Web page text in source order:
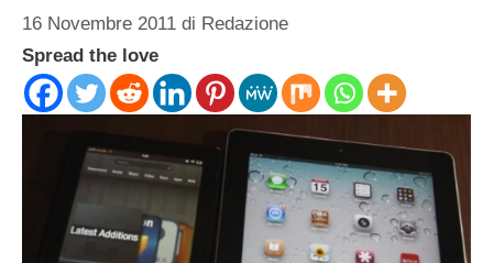
16 Novembre 2011 di Redazione
Spread the love